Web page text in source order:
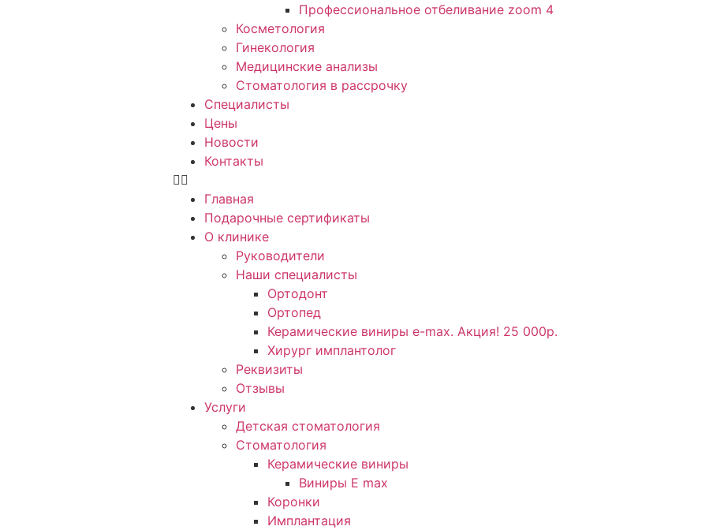
Профессиональное отбеливание zoom 4
Косметология
Гинекология
Медицинские анализы
Стоматология в рассрочку
Специалисты
Цены
Новости
Контакты
Главная
Подарочные сертификаты
О клинике
Руководители
Наши специалисты
Ортодонт
Ортопед
Керамические виниры e-max. Акция! 25 000р.
Хирург имплантолог
Реквизиты
Отзывы
Услуги
Детская стоматология
Стоматология
Керамические виниры
Виниры E max
Коронки
Имплантация